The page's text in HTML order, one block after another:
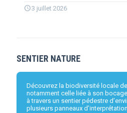
3 juillet 2026
SENTIER NATURE
Découvrez la biodiversité locale
notamment celle liée à son
à travers un sentier pédestre
plusieurs panneaux